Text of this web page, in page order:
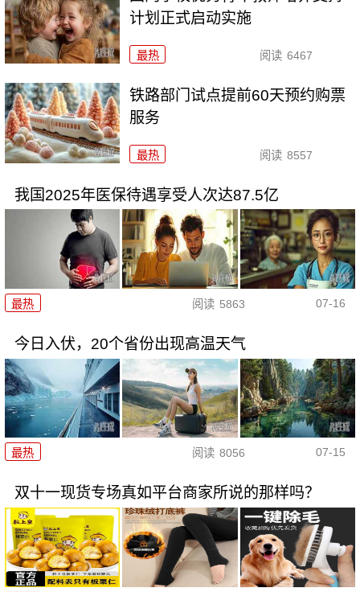
计划正式启动实施
最热 阅读 6467
铁路部门试点提前60天预约购票
服务
最热 阅读 8557
我国2025年医保待遇享受人次达87.5亿
最热 阅读 5863 07-16
今日入伏，20个省份出现高温天气
最热 阅读 8056 07-15
双十一现货专场真如平台商家所说的那样吗？